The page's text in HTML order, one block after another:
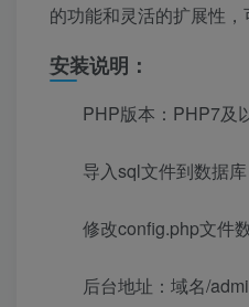
的功能和灵活的扩展性
安装说明：
PHP版本：PHP7及
导入sql文件到数据库
修改config.php文件
后台地址：域名/